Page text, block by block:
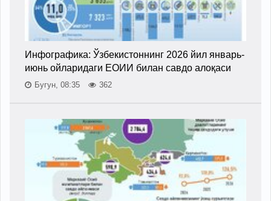
Инфографика: Ўзбекистоннинг 2026 йил январь-
июнь ойларидаги ЕОИИ билан савдо алоқаси
Бугун, 08:35 362